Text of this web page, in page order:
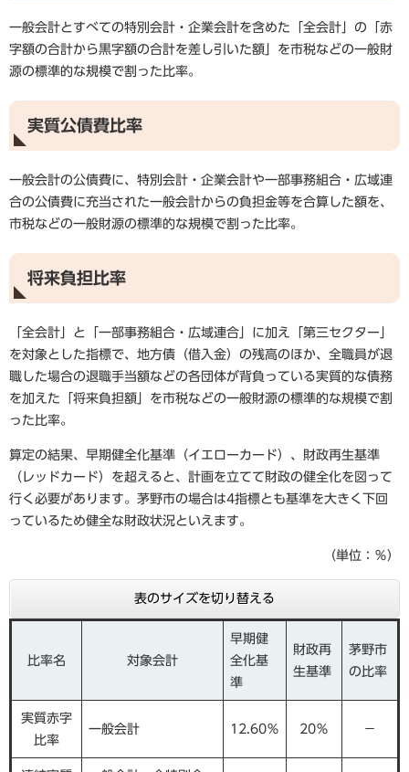
一般会計とすべての特別会計・企業会計を含めた「全会計」の「赤
字額の合計から黒字額の合計を差し引いた額」を市税などの一般財
源の標準的な規模で割った比率。
実質公債費比率
一般会計の公債費に、特別会計・企業会計や一部事務組合・広域連
合の公債費に充当された一般会計からの負担金等を合算した額を、
市税などの一般財源の標準的な規模で割った比率。
将来負担比率
「全会計」と「一部事務組合・広域連合」に加え「第三セクター」
を対象とした指標で、地方債（借入金）の残高のほか、全職員が退
職した場合の退職手当額などの各団体が背負っている実質的な債務
を加えた「将来負担額」を市税などの一般財源の標準的な規模で割
った比率。
算定の結果、早期健全化基準（イエローカード）、財政再生基準
（レッドカード）を超えると、計画を立てて財政の健全化を図って
行く必要があります。茅野市の場合は4指標とも基準を大きく下回
っているため健全な財政状況といえます。
（単位：％）
表のサイズを切り替える
比率名 対象会計
早期健
全化基
準
財政再
生基準
茅野市
の比率
実質赤字
比率
一般会計 12.60％ 20％ －